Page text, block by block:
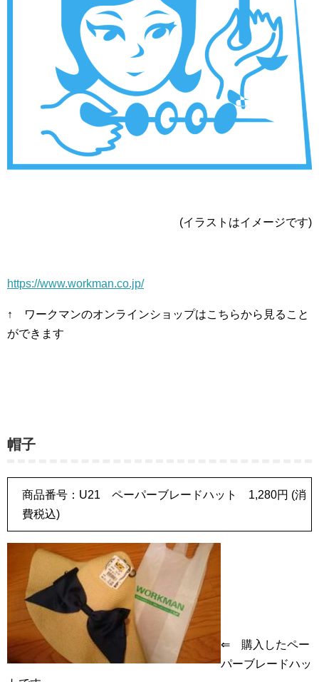
(イラストはイメージです)
https://www.workman.co.jp/
↑ ワークマンのオンラインショップはこちらから見ること
ができます
帽子
商品番号：U21 ペーパーブレードハット 1,280円 (消
費税込)
⇐ 購入したペー
パーブレードハッ